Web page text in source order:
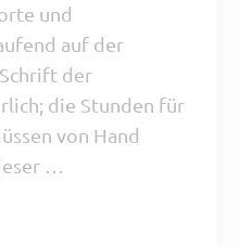
und
auf der
der
die Stunden für
von Hand
…